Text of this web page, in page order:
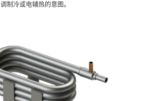
调制冷或电辅热的意图。